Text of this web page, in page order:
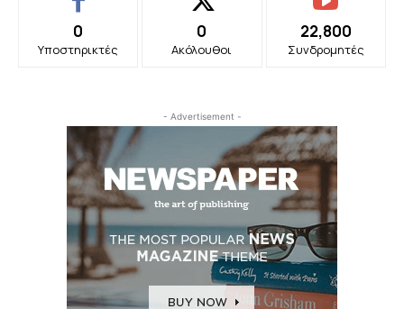
0
Υποστηρικτές
0
Ακόλουθοι
22,800
Συνδρομητές
- Advertisement -